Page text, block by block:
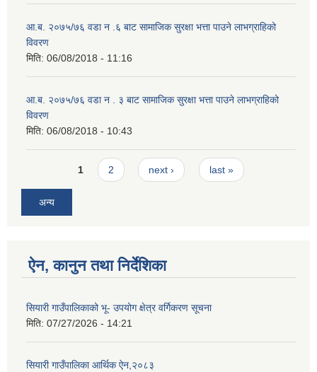
आ.ब. २०७५/७६ वडा न .६ बाट सामाजिक सुरक्षा भत्ता पाउने लाभग्राहिको
विवरण
मिति: 06/08/2018 - 11:16
आ.ब. २०७५/७६ वडा न . ३ बाट सामाजिक सुरक्षा भत्ता पाउने लाभग्राहिको
विवरण
मिति: 06/08/2018 - 10:43
Pages1 2 next › last »
अन्य
ऐन, कानुन तथा निर्देशिका
सियारी गाउँपालिकाको भू- उपयोग क्षेत्र वर्गिकरण सूचना
मिति: 07/27/2026 - 14:21
सियारी गाउँपालिका आर्थिक ऐन,२०८३